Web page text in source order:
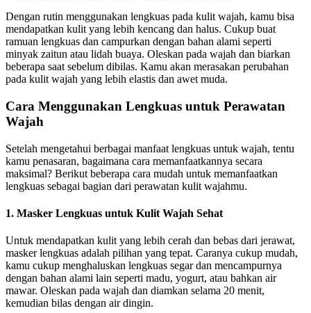
Dengan rutin menggunakan lengkuas pada kulit wajah, kamu bisa
mendapatkan kulit yang lebih kencang dan halus. Cukup buat
ramuan lengkuas dan campurkan dengan bahan alami seperti
minyak zaitun atau lidah buaya. Oleskan pada wajah dan biarkan
beberapa saat sebelum dibilas. Kamu akan merasakan perubahan
pada kulit wajah yang lebih elastis dan awet muda.
Cara Menggunakan Lengkuas untuk Perawatan
Wajah
Setelah mengetahui berbagai manfaat lengkuas untuk wajah, tentu
kamu penasaran, bagaimana cara memanfaatkannya secara
maksimal? Berikut beberapa cara mudah untuk memanfaatkan
lengkuas sebagai bagian dari perawatan kulit wajahmu.
1. Masker Lengkuas untuk Kulit Wajah Sehat
Untuk mendapatkan kulit yang lebih cerah dan bebas dari jerawat,
masker lengkuas adalah pilihan yang tepat. Caranya cukup mudah,
kamu cukup menghaluskan lengkuas segar dan mencampurnya
dengan bahan alami lain seperti madu, yogurt, atau bahkan air
mawar. Oleskan pada wajah dan diamkan selama 20 menit,
kemudian bilas dengan air dingin.